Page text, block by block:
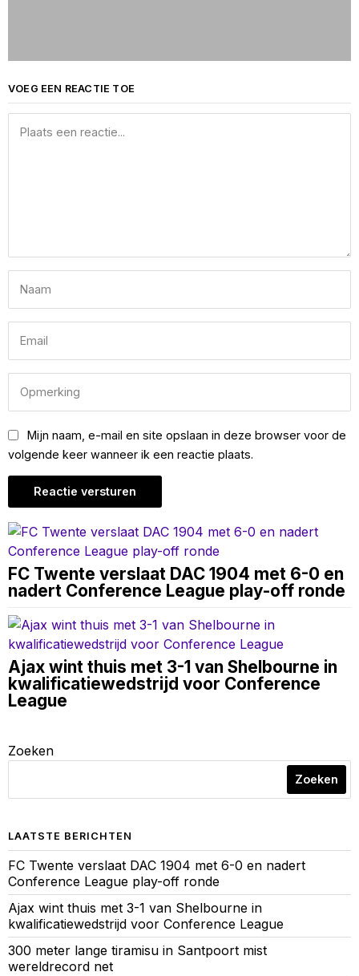
VOEG EEN REACTIE TOE
Mijn naam, e-mail en site opslaan in deze browser voor de
volgende keer wanneer ik een reactie plaats.
FC Twente verslaat DAC 1904 met 6-0 en
nadert Conference League play-off ronde
Ajax wint thuis met 3-1 van Shelbourne in
kwalificatiewedstrijd voor Conference
League
Zoeken
Zoeken
LAATSTE BERICHTEN
FC Twente verslaat DAC 1904 met 6-0 en nadert
Conference League play-off ronde
Ajax wint thuis met 3-1 van Shelbourne in
kwalificatiewedstrijd voor Conference League
300 meter lange tiramisu in Santpoort mist
wereldrecord net